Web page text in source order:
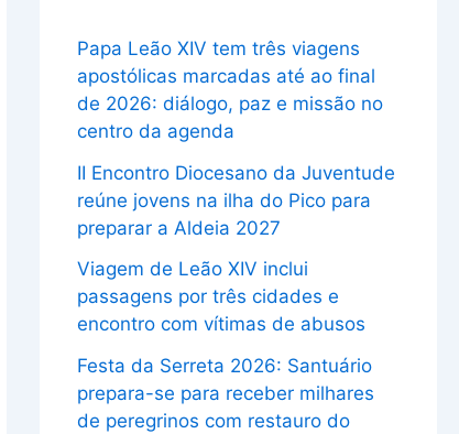
Papa Leão XIV tem três viagens
apostólicas marcadas até ao final
de 2026: diálogo, paz e missão no
centro da agenda
II Encontro Diocesano da Juventude
reúne jovens na ilha do Pico para
preparar a Aldeia 2027
Viagem de Leão XIV inclui
passagens por três cidades e
encontro com vítimas de abusos
Festa da Serreta 2026: Santuário
prepara-se para receber milhares
de peregrinos com restauro do